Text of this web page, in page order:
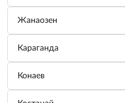
Жанаозен
Караганда
Конаев
Для дальнейшего